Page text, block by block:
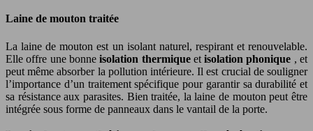
Laine de mouton traitée
La laine de mouton est un isolant naturel, respirant et renouvelable.
Elle offre une bonneisolation thermique etisolation phonique , et
peut même absorber la pollution intérieure. Il est crucial de souligner
l’importance d’un traitement spécifique pour garantir sa durabilité et
sa résistance aux parasites. Bien traitée, la laine de mouton peut être
intégrée sous forme de panneaux dans le vantail de la porte.